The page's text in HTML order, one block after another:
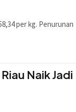
per kg. Penurunan
Naik Jadi